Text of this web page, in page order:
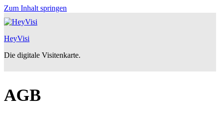
Zum Inhalt springen
HeyVisi
Die digitale Visitenkarte.
AGB